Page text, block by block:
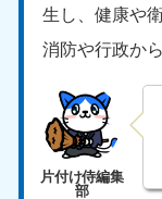
生し、健康や
消防や行政か